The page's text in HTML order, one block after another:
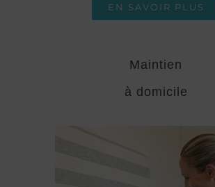
EN SAVOIR PLUS
Maintien
à domicile